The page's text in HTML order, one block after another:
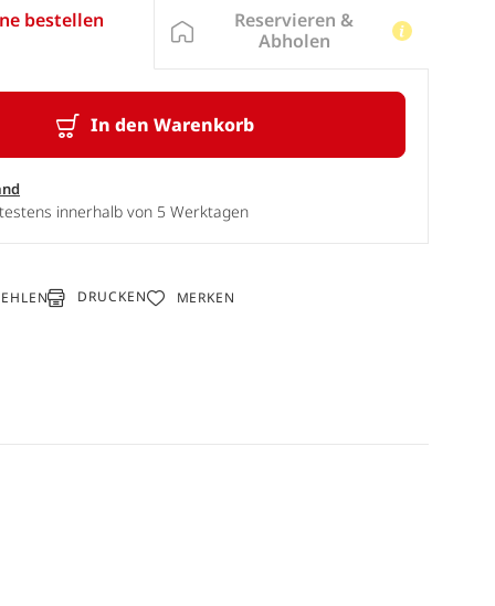
bestellen
In den Warenkorb
innerhalb von 5 Werktagen
Reservieren &
Abholen
DRUCKEN MERKEN